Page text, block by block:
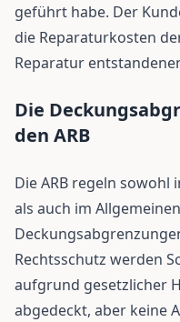
geführt habe. Der
die Reparaturkosten
Reparatur
Die
den ARB
Die ARB regeln sowohl
als auch im
Rechtsschutz werden
aufgrund gesetzlicher
abgedeckt, aber keine